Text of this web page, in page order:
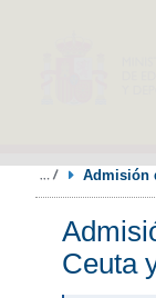
Admisión
Ceuta